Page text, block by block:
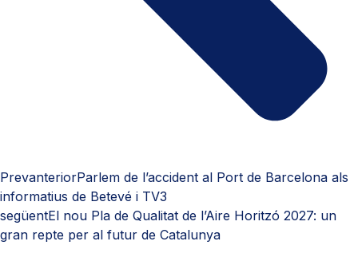
PrevanteriorParlem de l’accident al Port de Barcelona als
informatius de Betevé i TV3
següentEl nou Pla de Qualitat de l’Aire Horitzó 2027: un
gran repte per al futur de Catalunya